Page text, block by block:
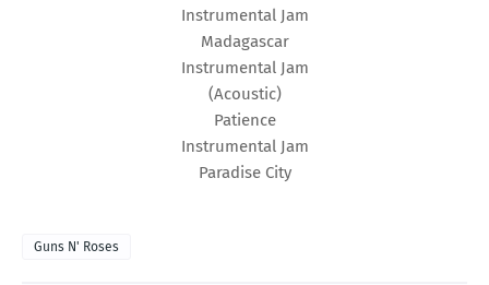
Instrumental Jam
Madagascar
Instrumental Jam
(Acoustic)
Patience
Instrumental Jam
Paradise City
Guns N' Roses